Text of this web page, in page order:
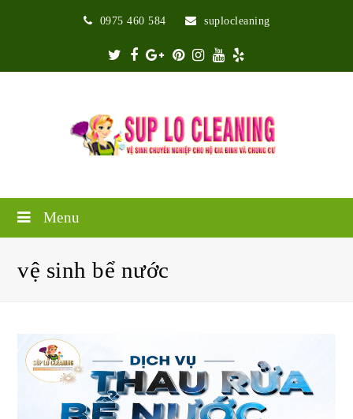
0975 460 584 suplocleaning
Twitter
Facebook
Google
Plus
Pinterest
Instagram
Youtube
Yelp
Menu
vệ sinh bể nước